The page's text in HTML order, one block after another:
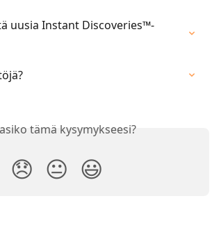
uusia Instant Discoveries™-
tämä kysymykseesi?
😞 😐 😃